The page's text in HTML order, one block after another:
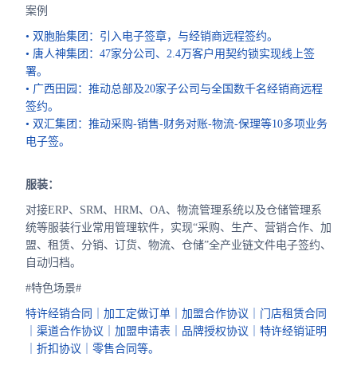
案例
• 双胞胎集团：引入电子签章，与经销商远程签约。
• 唐人神集团：47家分公司、2.4万客户用契约锁实现线上签
署。
• 广西田园：推动总部及20家子公司与全国数千名经销商远程
签约。
• 双汇集团：推动采购-销售-财务对账-物流-保理等10多项业务
电子签。
服装：
对接ERP、SRM、HRM、OA、物流管理系统以及仓储管理系
统等服装行业常用管理软件，实现“采购、生产、营销合作、加
盟、租赁、分销、订货、物流、仓储”全产业链文件电子签约、
自动归档。
#特色场景#
特许经销合同｜加工定做订单｜加盟合作协议｜门店租赁合同
｜渠道合作协议｜加盟申请表｜品牌授权协议｜特许经销证明
｜折扣协议｜零售合同等。